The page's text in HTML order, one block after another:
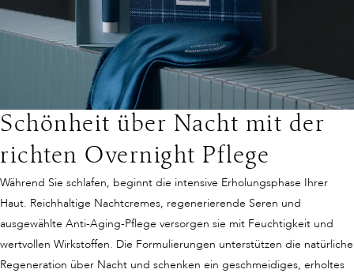
Schönheit über Nacht mit der
richten Overnight Pflege
Während Sie schlafen, beginnt die intensive Erholungsphase Ihrer
Haut. Reichhaltige Nachtcremes, regenerierende Seren und
ausgewählte Anti-Aging-Pflege versorgen sie mit Feuchtigkeit und
wertvollen Wirkstoffen. Die Formulierungen unterstützen die natürliche
Regeneration über Nacht und schenken ein geschmeidiges, erholtes